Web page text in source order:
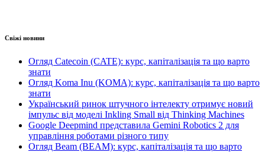
Свіжі новини
Огляд Catecoin (CATE): курс, капіталізація та що варто
знати
Огляд Koma Inu (KOMA): курс, капіталізація та що варто
знати
Український ринок штучного інтелекту отримує новий
імпульс від моделі Inkling Small від Thinking Machines
Google Deepmind представила Gemini Robotics 2 для
управління роботами різного типу
Огляд Beam (BEAM): курс, капіталізація та що варто